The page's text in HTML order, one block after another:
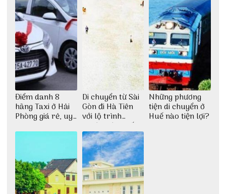
Điểm danh 8
hãng Taxi ở Hải
Phòng giá rẻ, uy
Di chuyển từ Sài
Gòn đi Hà Tiên
với lộ trình
thuận tiện nhất
Những phương
tiện di chuyển ở
Huế nào tiện lợi?